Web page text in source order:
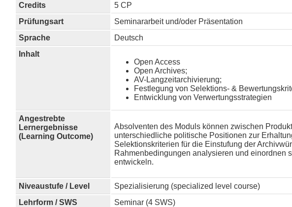
Credits
5 CP
Prüfungsart
Seminararbeit und/oder Präsentation
Sprache
Deutsch
Inhalt
Open Access
Open Archives;
AV-Langzeitarchivierung;
Festlegung von Selektions- &
Entwicklung von Verwertungsstrategien
Angestrebte
Lernergebnisse
(Learning Outcome)
Absolventen des Moduls können zwischen
unterschiedliche politische Positionen zur
Selektionskriterien für die Einstufung der
Rahmenbedingungen analysieren und einordnen
entwickeln.
Niveaustufe / Level
Spezialisierung (specialized level course)
Lehrform / SWS
Seminar (4 SWS)